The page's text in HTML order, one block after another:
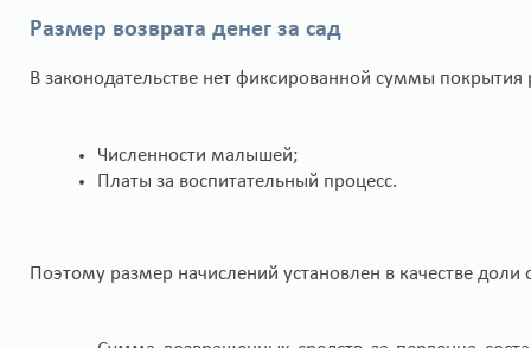
Размер возврата денег за сад
В законодательстве нет фиксированной суммы
Численности малышей;
Платы за воспитательный процесс.
Поэтому размер начислений установлен в качестве доли